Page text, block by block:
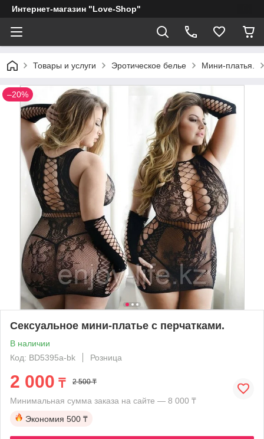
Интернет-магазин "Love-Shop"
Товары и услуги Эротическое белье Мини-платья.
–20%
Сексуальное мини-платье с перчатками.
В наличии
Код: BD5395a-bk
Розница
2 000 ₸ 2 500 ₸
Минимальная сумма заказа на сайте — 8 000 ₸
Экономия 500 ₸